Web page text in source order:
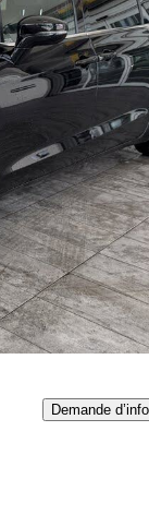
Bonne
Demande d’info